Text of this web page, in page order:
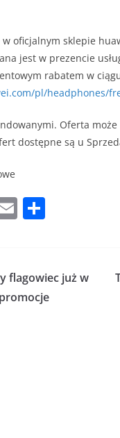
w oficjalnym sklepie
jest w prezencie
rabatem w
pl/headphones/
Oferta
dostępne są u
E
m
l e
flagowiec już w